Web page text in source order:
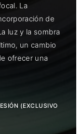
La
de
luz y la sombra
un cambio
ofrecer una
(EXCLUSIVO